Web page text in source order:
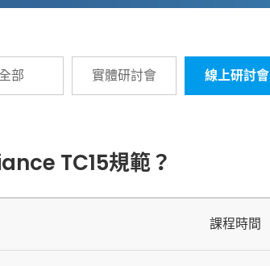
部 實體研討會 線上研討會
TC15規範？
課程時間